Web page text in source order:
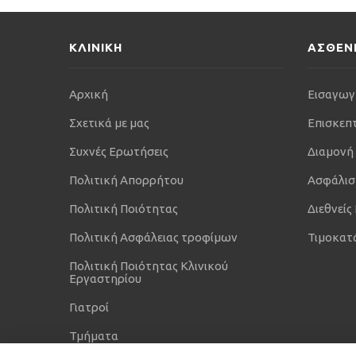
ΚΛΙΝΙΚΗ
Αρχική
Σχετικά με μας
Συχνές Ερωτήσεις
Πολιτική Απορρήτου
Πολιτική Ποιότητας
Πολιτική Ασφάλειας τροφίμων
Πολιτική Ποιότητας Κλινικού
Εργαστηρίου
Γιατροί
Τμήματα
Διαμονή